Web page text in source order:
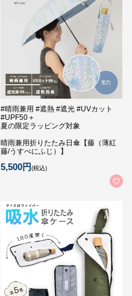
#晴雨兼用 #遮熱 #遮光 #UVカット
#UPF50＋
夏の限定ラッピング対象
晴雨兼用折りたたみ日傘【藤（薄紅
藤/うすべにふじ）】
5,500円(税込)